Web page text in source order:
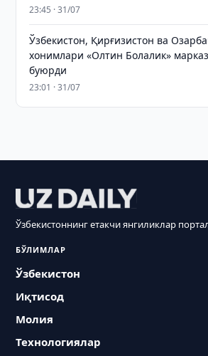
23:45 · 31/07
Ўзбекистон, Қирғизистон ва
хонимлари «Олтин Болалик»
буюрди
23:01 · 31/07
Ўзбекистоннинг етакчи янгиликлар
БЎЛИМЛАР
Ўзбекистон
Иқтисод
Молия
Технологиялар